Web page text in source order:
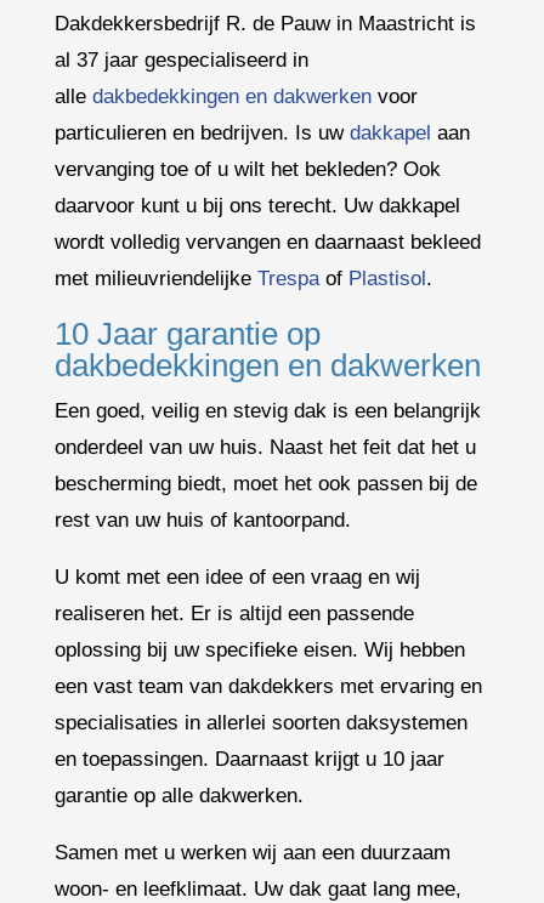
Dakdekkersbedrijf R. de Pauw in Maastricht is
al 37 jaar gespecialiseerd in
alle dakbedekkingen en dakwerkenvoor
particulieren en bedrijven. Is uw dakkapel aan
vervanging toe of u wilt het bekleden? Ook
daarvoor kunt u bij ons terecht. Uw dakkapel
wordt volledig vervangen en daarnaast bekleed
met milieuvriendelijke Trespaof Plastisol.
10 Jaar garantie op
dakbedekkingen en dakwerken
Een goed, veilig en stevig dak is een belangrijk
onderdeel van uw huis. Naast het feit dat het u
bescherming biedt, moet het ook passen bij de
rest van uw huis of kantoorpand.
U komt met een idee of een vraag en wij
realiseren het. Er is altijd een passende
oplossing bij uw specifieke eisen. Wij hebben
een vast team van dakdekkers met ervaring en
specialisaties in allerlei soorten daksystemen
en toepassingen. Daarnaast krijgt u 10 jaar
garantie op alle dakwerken.
Samen met u werken wij aan een duurzaam
woon- en leefklimaat. Uw dak gaat lang mee,